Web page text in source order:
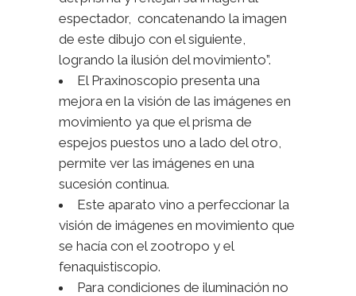
espectador, concatenando la imagen
de este dibujo con el siguiente,
logrando la ilusión del movimiento”.
El Praxinoscopio presenta una
mejora en la visión de las imágenes en
movimiento ya que el prisma de
espejos puestos uno a lado del otro,
permite ver las imágenes en una
sucesión continua.
Este aparato vino a perfeccionar la
visión de imágenes en movimiento que
se hacía con el zootropo y el
fenaquistiscopio.
Para condiciones de iluminación no